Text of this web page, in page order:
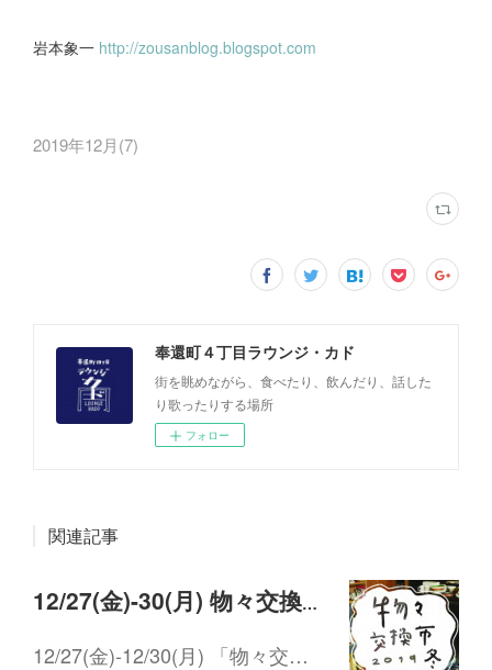
岩本象一 http://zousanblog.blogspot.com
2019年12月(7)
奉還町４丁目ラウンジ・カド
街を眺めながら、食べたり、飲んだり、話した
り歌ったりする場所
フォロー
関連記事
12/27(金)-30(月) 物々交換市 2019 冬
12/27(金)-12/30(月) 「物々交…